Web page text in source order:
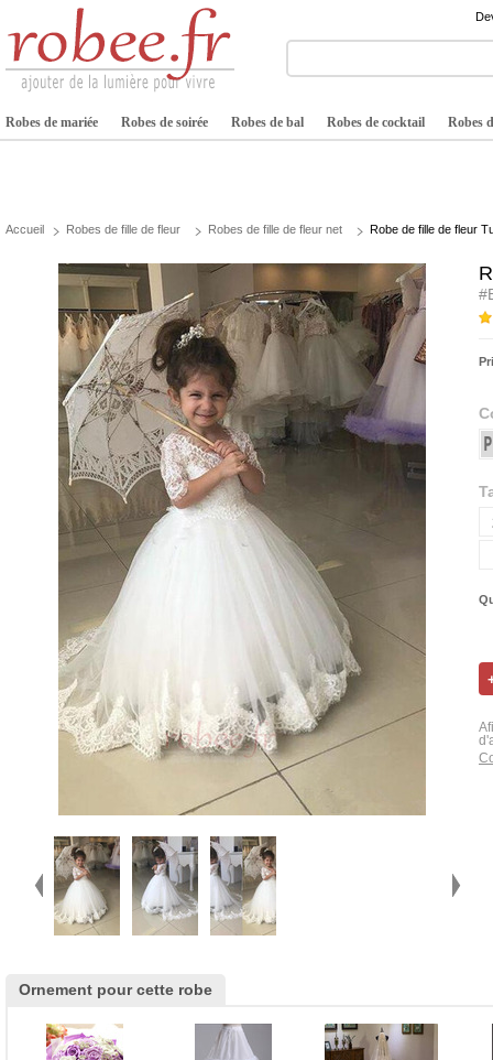
Robes de mariée Robes de soirée Robes de bal Robes de cocktail Robes
Accueil Robes de fille de fleur Robes de fille de fleur net Robe de fille de fleur
Ornement pour cette robe